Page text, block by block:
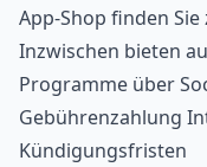
App-Shop finden
Inzwischen bieten
Programme über
Gebührenzahlung
Kündigungsfristen